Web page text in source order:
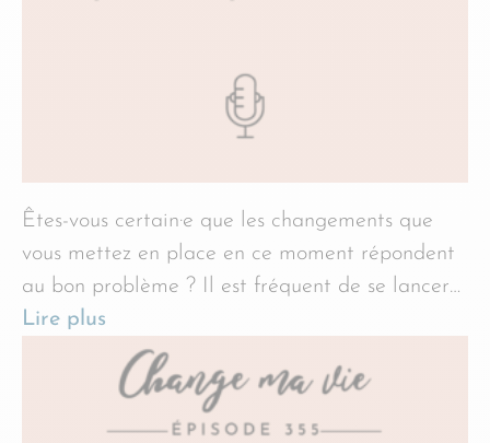
Êtes-vous certain·e que les changements que
vous mettez en place en ce moment répondent
au bon problème ? Il est fréquent de se lancer…
Lire plus